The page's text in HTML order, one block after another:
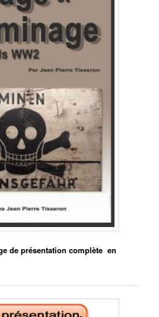
présentation complète en